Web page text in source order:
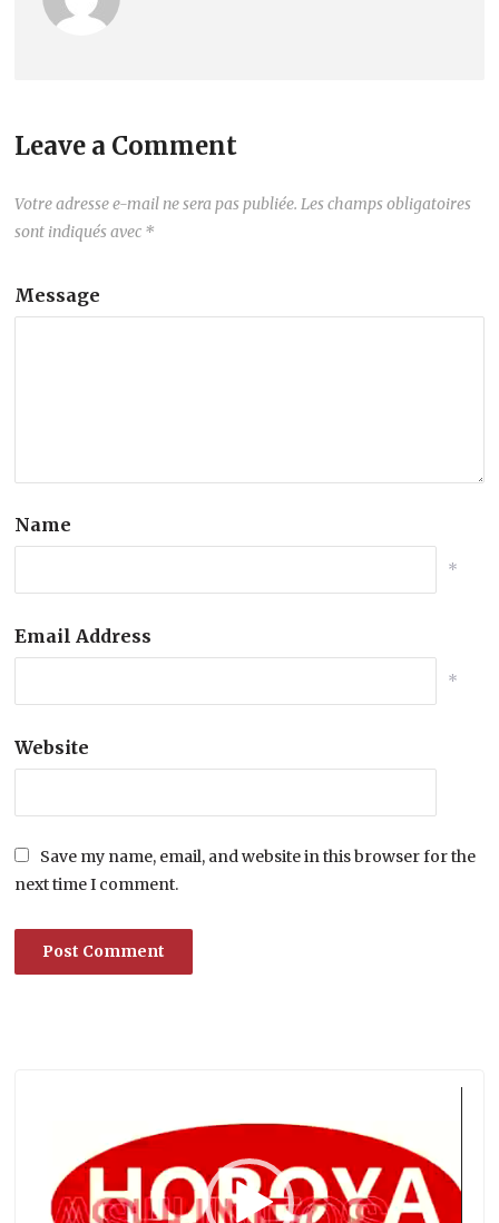
Leave a Comment
Votre adresse e-mail ne sera pas publiée. Les champs obligatoires
sont indiqués avec *
Message
Name
*
Email Address
*
Website
Save my name, email, and website in this browser for the
next time I comment.